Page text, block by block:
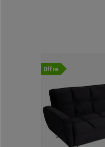
Offre